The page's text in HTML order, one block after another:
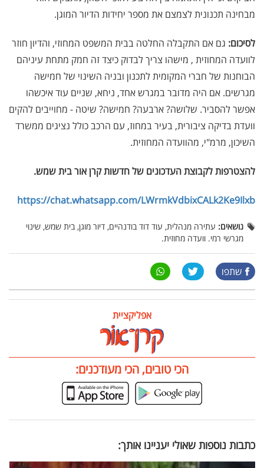
מבחינה תכנונית לצמצם את מספר יחידות הדיור המוגן.
לסיכום: גם אם התקבלה החלטה בבית המשפט המחוזי, והדיון חוזר
לוועדה המחוזית , מישהו צריך לבדוק כיצד זה חמק מתחת עיניהם
הבוחנות של חברי המקומית לתכנון ובניה השינוי של חמישה
מגרשים. אם היה מדובר במגרש אחד, ניחא, שניים עוד איכשהו
אפשר להסביר. שלושה? ארבעה? חמישה? שיטה - מחוייבים להקים
וועדת בדיקה ציבורית, בעיר במחוז, עם הרכב כולל נציגים ממשרד
השיכון, מרמ"י, מהוועדה המחוזית.
להצטרפות לקבוצת העדכונים של חדשות קרן אור בית שמש.
https://chat.whatsapp.com/LWrmkVdbixCALk2Ke9Ilxb
נושאים: עתירה מנהלית, עוד דוד בודנהיים, דיור מוגן, בית שמש, שינוי
מגרשי רמי. וועדה מחוזית.
שתפו
אפליקציית
הכי טובים, הכי מעודכנים:
כתבות נוספות שאולי יעניינו אותך: